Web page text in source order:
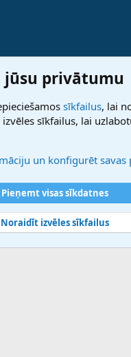
® © 2010-2025 XenForo Ltd.
jūsu privātumu
sīkfailus, lai
sīkfailus, lai
un konfigurēt savas
Pieņemt visas sīkdatnes
Noraidīt izvēles sīkfailus